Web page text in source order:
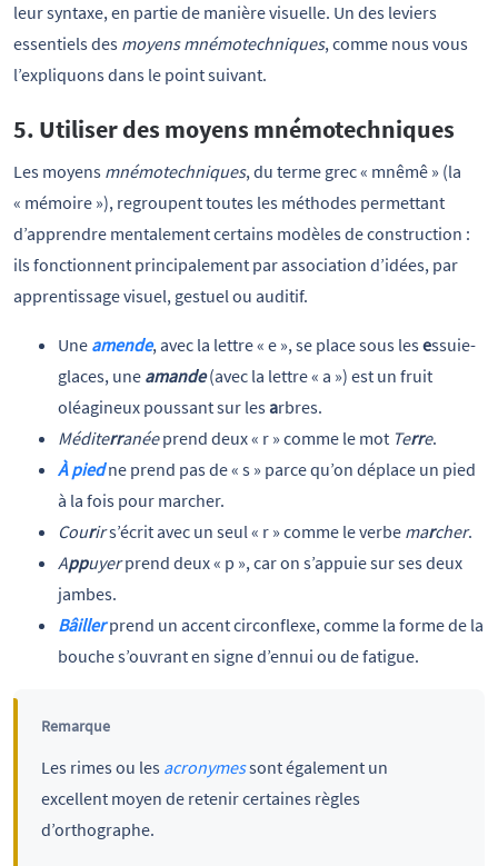
leur syntaxe, en partie de manière visuelle. Un des leviers
essentiels des moyens mnémotechniques, comme nous vous
l’expliquons dans le point suivant.
5. Utiliser des moyens mnémotechniques
Les moyens mnémotechniques, du terme grec « mnêmê » (la
« mémoire »), regroupent toutes les méthodes permettant
d’apprendre mentalement certains modèles de construction :
ils fonctionnent principalement par association d’idées, par
apprentissage visuel, gestuel ou auditif.
Une amende, avec la lettre « e », se place sous lesessuie-
glaces, une amande(avec la lettre « a ») est un fruit
oléagineux poussant sur lesarbres.
Méditerranéeprend deux « r » comme le mot Terre.
À pied ne prend pas de « s » parce qu’on déplace un pied
à la fois pour marcher.
Courirs’écrit avec un seul « r » comme le verbe marcher.
Appuyerprend deux « p », car on s’appuie sur ses deux
jambes.
Bâillerprend un accent circonflexe, comme la forme de la
bouche s’ouvrant en signe d’ennui ou de fatigue.
Remarque
Les rimes ou les acronymessont également un
excellent moyen de retenir certaines règles
d’orthographe.